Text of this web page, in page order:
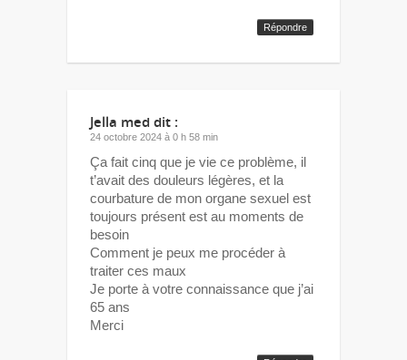
Répondre
Jella med dit :
24 octobre 2024 à 0 h 58 min
Ça fait cinq que je vie ce problème, il
t’avait des douleurs légères, et la
courbature de mon organe sexuel est
toujours présent est au moments de
besoin
Comment je peux me procéder à
traiter ces maux
Je porte à votre connaissance que j’ai
65 ans
Merci